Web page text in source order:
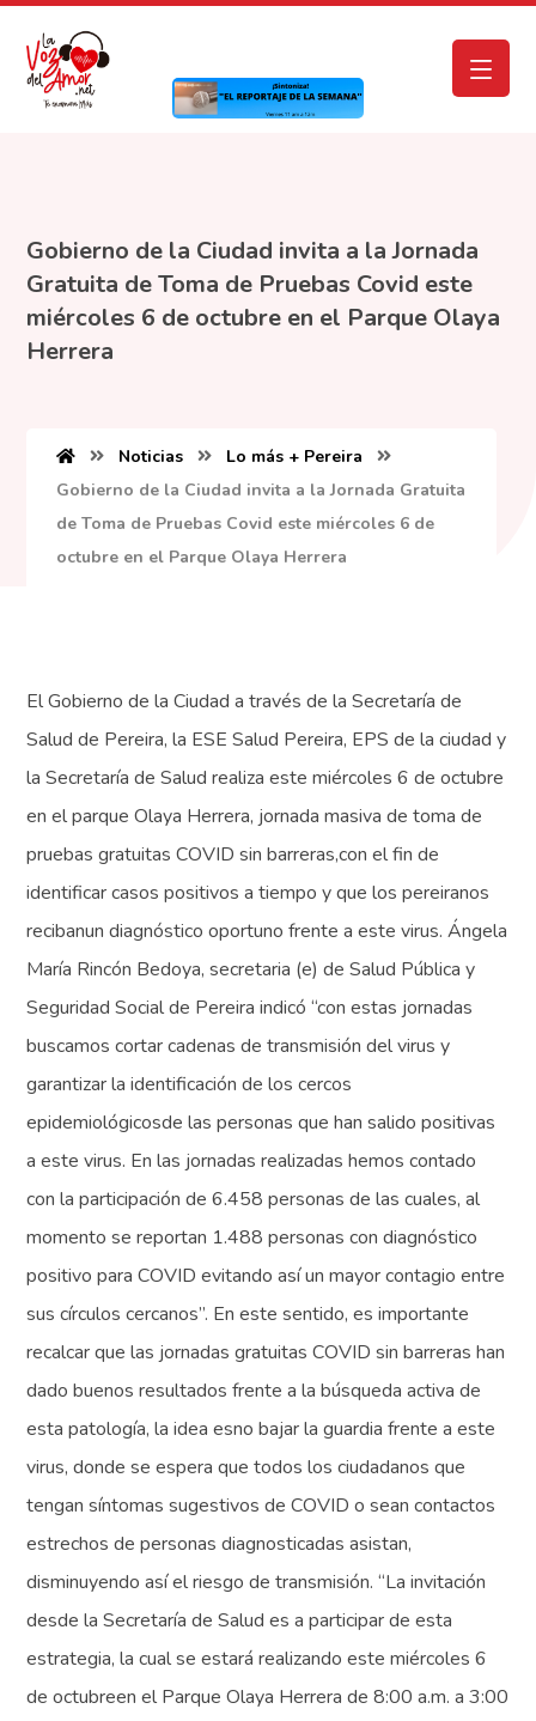
Gobierno de la Ciudad invita a la Jornada
Gratuita de Toma de Pruebas Covid este
miércoles 6 de octubre en el Parque Olaya
Herrera
Noticias
Lo más + Pereira
Gobierno de la Ciudad invita a la Jornada Gratuita
de Toma de Pruebas Covid este miércoles 6 de
octubre en el Parque Olaya Herrera
El Gobierno de la Ciudad a través de la Secretaría de
Salud de Pereira, la ESE Salud Pereira, EPS de la ciudad y
la Secretaría de Salud realiza este miércoles 6 de octubre
en el parque Olaya Herrera, jornada masiva de toma de
pruebas gratuitas COVID sin barreras,con el fin de
identificar casos positivos a tiempo y que los pereiranos
recibanun diagnóstico oportuno frente a este virus. Ángela
María Rincón Bedoya, secretaria (e) de Salud Pública y
Seguridad Social de Pereira indicó “con estas jornadas
buscamos cortar cadenas de transmisión del virus y
garantizar la identificación de los cercos
epidemiológicosde las personas que han salido positivas
a este virus. En las jornadas realizadas hemos contado
con la participación de 6.458 personas de las cuales, al
momento se reportan 1.488 personas con diagnóstico
positivo para COVID evitando así un mayor contagio entre
sus círculos cercanos”. En este sentido, es importante
recalcar que las jornadas gratuitas COVID sin barreras han
dado buenos resultados frente a la búsqueda activa de
esta patología, la idea esno bajar la guardia frente a este
virus, donde se espera que todos los ciudadanos que
tengan síntomas sugestivos de COVID o sean contactos
estrechos de personas diagnosticadas asistan,
disminuyendo así el riesgo de transmisión. “La invitación
desde la Secretaría de Salud es a participar de esta
estrategia, la cual se estará realizando este miércoles 6
de octubreen el Parque Olaya Herrera de 8:00 a.m. a 3:00